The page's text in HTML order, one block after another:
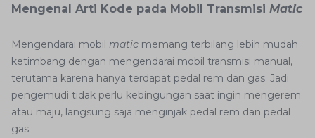
Mengenal Arti Kode pada Mobil Transmisi Matic
Mengendarai mobil matic memang terbilang lebih mudah
ketimbang dengan mengendarai mobil transmisi manual,
terutama karena hanya terdapat pedal rem dan gas. Jadi
pengemudi tidak perlu kebingungan saat ingin mengerem
atau maju, langsung saja menginjak pedal rem dan pedal
gas.